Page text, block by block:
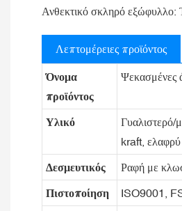
Ανθεκτικό σκληρό εξώφυλλο:
Λεπτομέρειες προϊόντος
Όνομα
προϊόντος
Ψεκασμένες
Υλικό
Γυαλιστερό/
kraft, ελαφρύ
Δεσμευτικός Ραφή με
Πιστοποίηση ISO9001,